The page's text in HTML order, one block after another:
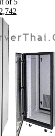
฿ 22,742.